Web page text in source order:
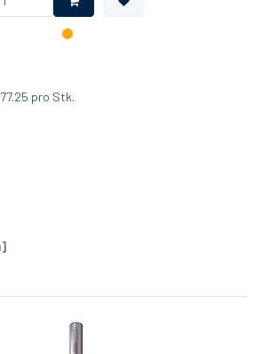
77.25 pro Stk.